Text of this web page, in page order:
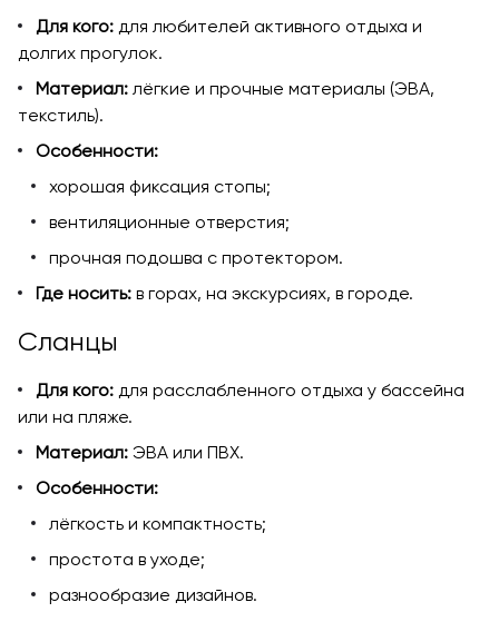
Для кого: для любителей активного отдыха и
долгих прогулок.
Материал: лёгкие и прочные материалы (ЭВА,
текстиль).
Особенности:
хорошая фиксация стопы;
вентиляционные отверстия;
прочная подошва с протектором.
Где носить: в горах, на экскурсиях, в городе.
Сланцы
Для кого: для расслабленного отдыха у бассейна
или на пляже.
Материал: ЭВА или ПВХ.
Особенности:
лёгкость и компактность;
простота в уходе;
разнообразие дизайнов.